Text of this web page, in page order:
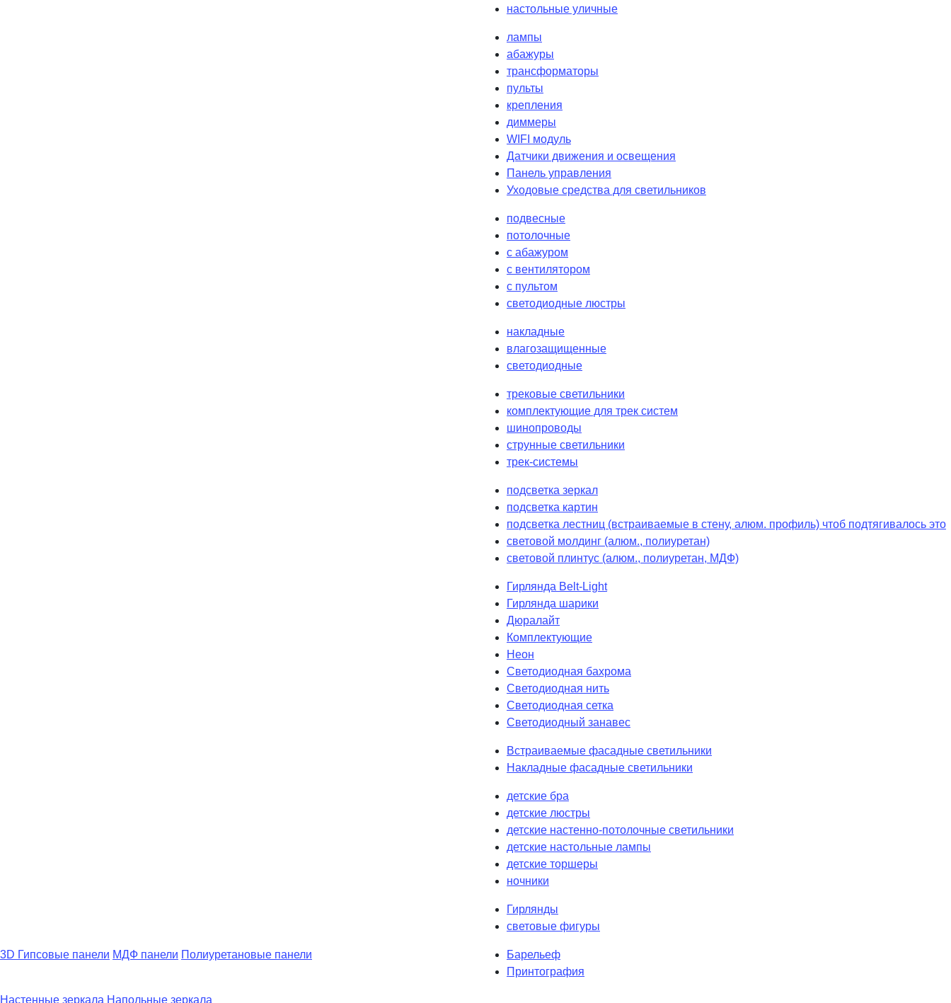
настольные уличные
лампы
абажуры
трансформаторы
пульты
крепления
диммеры
WIFI модуль
Датчики движения и освещения
Панель управления
Уходовые средства для светильников
подвесные
потолочные
с абажуром
с вентилятором
с пультом
светодиодные люстры
накладные
влагозащищенные
светодиодные
трековые светильники
комплектующие для трек систем
шинопроводы
струнные светильники
трек-системы
подсветка зеркал
подсветка картин
подсветка лестниц (встраиваемые в стену, алюм. профиль) чтоб подтягивалось это
световой молдинг (алюм., полиуретан)
световой плинтус (алюм., полиуретан, МДФ)
Гирлянда Belt-Light
Гирлянда шарики
Дюралайт
Комплектующие
Неон
Светодиодная бахрома
Светодиодная нить
Светодиодная сетка
Светодиодный занавес
Встраиваемые фасадные светильники
Накладные фасадные светильники
детские бра
детские люстры
детские настенно-потолочные светильники
детские настольные лампы
детские торшеры
ночники
Гирлянды
световые фигуры
3D Гипсовые панели МДФ панели Полиуретановые панели
Барельеф
Принтография
Настенные зеркала Напольные зеркала